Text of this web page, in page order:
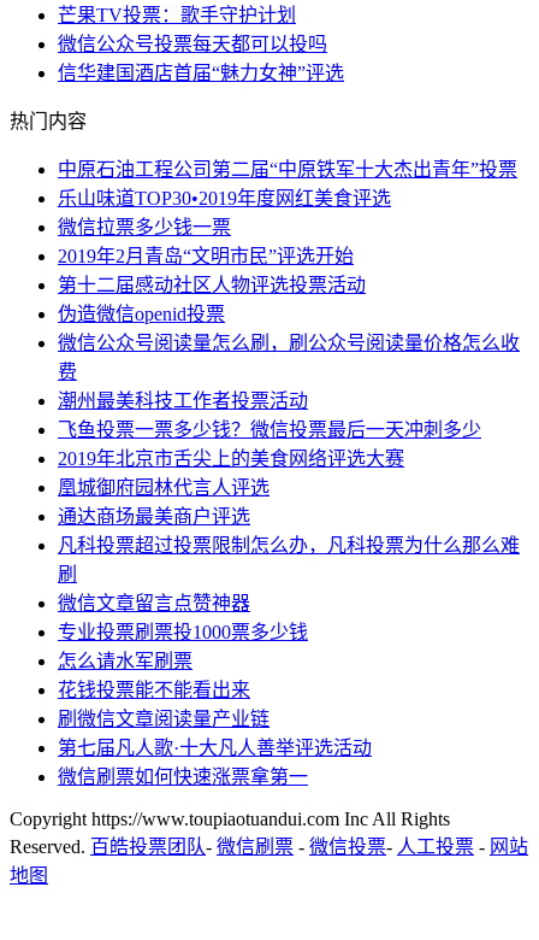
芒果TV投票：歌手守护计划
微信公众号投票每天都可以投吗
信华建国酒店首届“魅力女神”评选
热门内容
中原石油工程公司第二届“中原铁军十大杰出青年”投票
乐山味道TOP30•2019年度网红美食评选
微信拉票多少钱一票
2019年2月青岛“文明市民”评选开始
第十二届感动社区人物评选投票活动
伪造微信openid投票
微信公众号阅读量怎么刷，刷公众号阅读量价格怎么收
费
潮州最美科技工作者投票活动
飞鱼投票一票多少钱？微信投票最后一天冲刺多少
2019年北京市舌尖上的美食网络评选大赛
凰城御府园林代言人评选
通达商场最美商户评选
凡科投票超过投票限制怎么办，凡科投票为什么那么难
刷
微信文章留言点赞神器
专业投票刷票投1000票多少钱
怎么请水军刷票
花钱投票能不能看出来
刷微信文章阅读量产业链
第七届凡人歌·十大凡人善举评选活动
微信刷票如何快速涨票拿第一
Copyright https://www.toupiaotuandui.com Inc All Rights
Reserved. 百皓投票团队- 微信刷票 - 微信投票- 人工投票 - 网站
地图